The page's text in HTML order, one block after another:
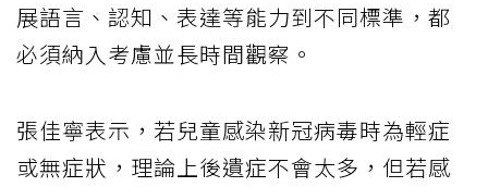
展語言、認知、表達等能力到不同標準，都
必須納入考慮並長時間觀察。
張佳寧表示，若兒童感染新冠病毒時為輕症
或無症狀，理論上後遺症不會太多，但若感